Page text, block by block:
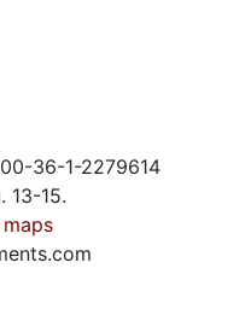
36-1-2279614
13-15.